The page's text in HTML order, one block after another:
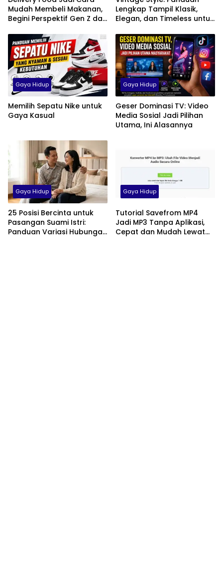
Mudah Membeli Makanan,
Begini Perspektif Gen Z dan
Lengkap Tampil Klasik,
Elegan, dan Timeless untuk
Gaya Hidup
Memilih Sepatu Nike untuk
Gaya Kasual
Gaya Hidup
Geser Dominasi TV: Video
Media Sosial Jadi Pilihan
Utama, Ini Alasannya
Gaya Hidup
25 Posisi Bercinta untuk
Pasangan Suami Istri:
Panduan Variasi Hubungan
Gaya Hidup
Tutorial Savefrom MP4
Jadi MP3 Tanpa Aplikasi,
Cepat dan Mudah Lewat